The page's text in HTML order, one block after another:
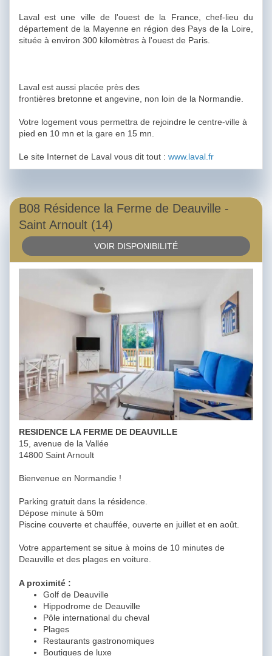
Laval est une ville de l'ouest de la France, chef-lieu du
département de la Mayenne en région des Pays de la Loire,
située à environ 300 kilomètres à l'ouest de Paris.
Laval est aussi placée près des
frontières bretonne et angevine, non loin de la Normandie.
Votre logement vous permettra de rejoindre le centre-ville à
pied en 10 mn et la gare en 15 mn.
Le site Internet de Laval vous dit tout : www.laval.fr
B08 Résidence la Ferme de Deauville -
Saint Arnoult (14)
VOIR DISPONIBILITÉ
RESIDENCE LA FERME DE DEAUVILLE
15, avenue de la Vallée
14800 Saint Arnoult
Bienvenue en Normandie !
Parking gratuit dans la résidence.
Dépose minute à 50m
Piscine couverte et chauffée, ouverte en juillet et en août.
Votre appartement se situe à moins de 10 minutes de
Deauville et des plages en voiture.
A proximité :
Golf de Deauville
Hippodrome de Deauville
Pôle international du cheval
Plages
Restaurants gastronomiques
Boutiques de luxe